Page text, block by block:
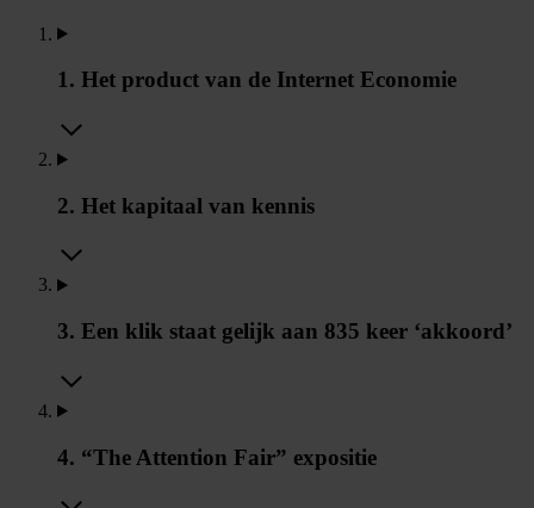
1. Het product van de Internet Economie
2. Het kapitaal van kennis
3. Een klik staat gelijk aan 835 keer ‘akkoord’
4. “The Attention Fair” expositie